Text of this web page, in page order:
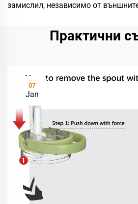
замислил, независимо от
Практични
07
Jan